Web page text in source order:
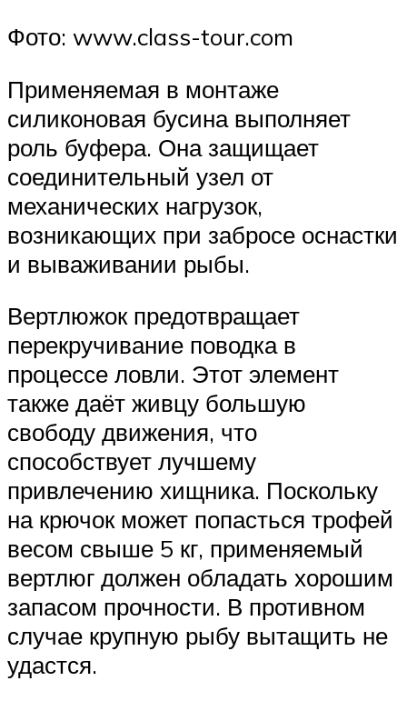
Фото: www.class-tour.com
Применяемая в монтаже
силиконовая бусина выполняет
роль буфера. Она защищает
соединительный узел от
механических нагрузок,
возникающих при забросе оснастки
и вываживании рыбы.
Вертлюжок предотвращает
перекручивание поводка в
процессе ловли. Этот элемент
также даёт живцу большую
свободу движения, что
способствует лучшему
привлечению хищника. Поскольку
на крючок может попасться трофей
весом свыше 5 кг, применяемый
вертлюг должен обладать хорошим
запасом прочности. В противном
случае крупную рыбу вытащить не
удастся.